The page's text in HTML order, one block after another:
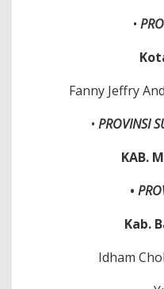
•
Fanny Jeffry
• PROVINSI
KAB.
•
Kab.
Idham